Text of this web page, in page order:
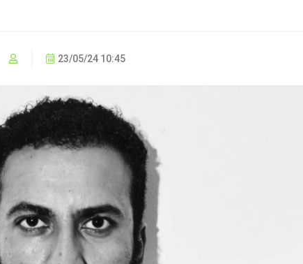
23/05/24 10:45